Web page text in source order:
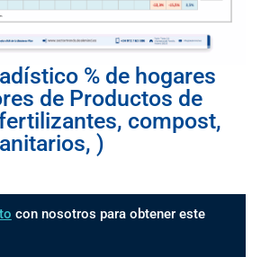
% de hogares
de Productos de
compost,
)
con nosotros para obtener este